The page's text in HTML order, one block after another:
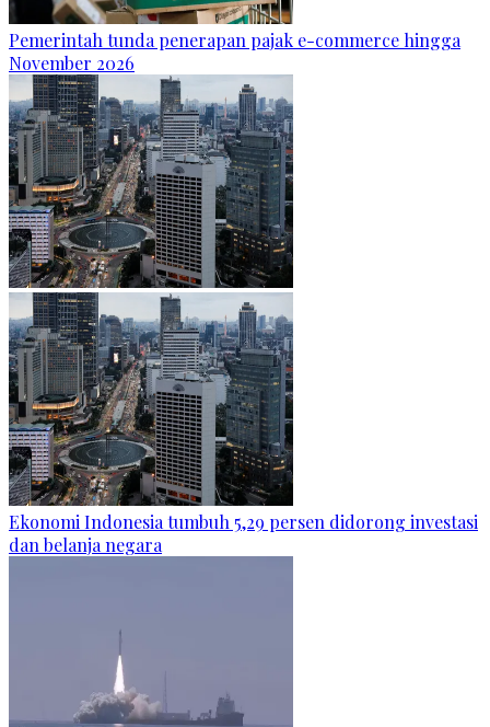
Pemerintah tunda penerapan pajak e-commerce hingga
November 2026
Ekonomi Indonesia tumbuh 5,29 persen didorong investasi
dan belanja negara